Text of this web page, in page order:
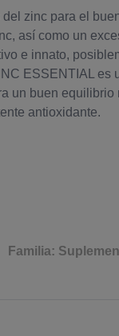
zinc para el
así como un
e innato,
ESSENTIAL es
un buen equilibrio
antioxidante.
Familia: